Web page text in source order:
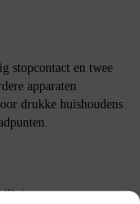
stopcontact en twee
apparaten
drukke huishoudens
wat een